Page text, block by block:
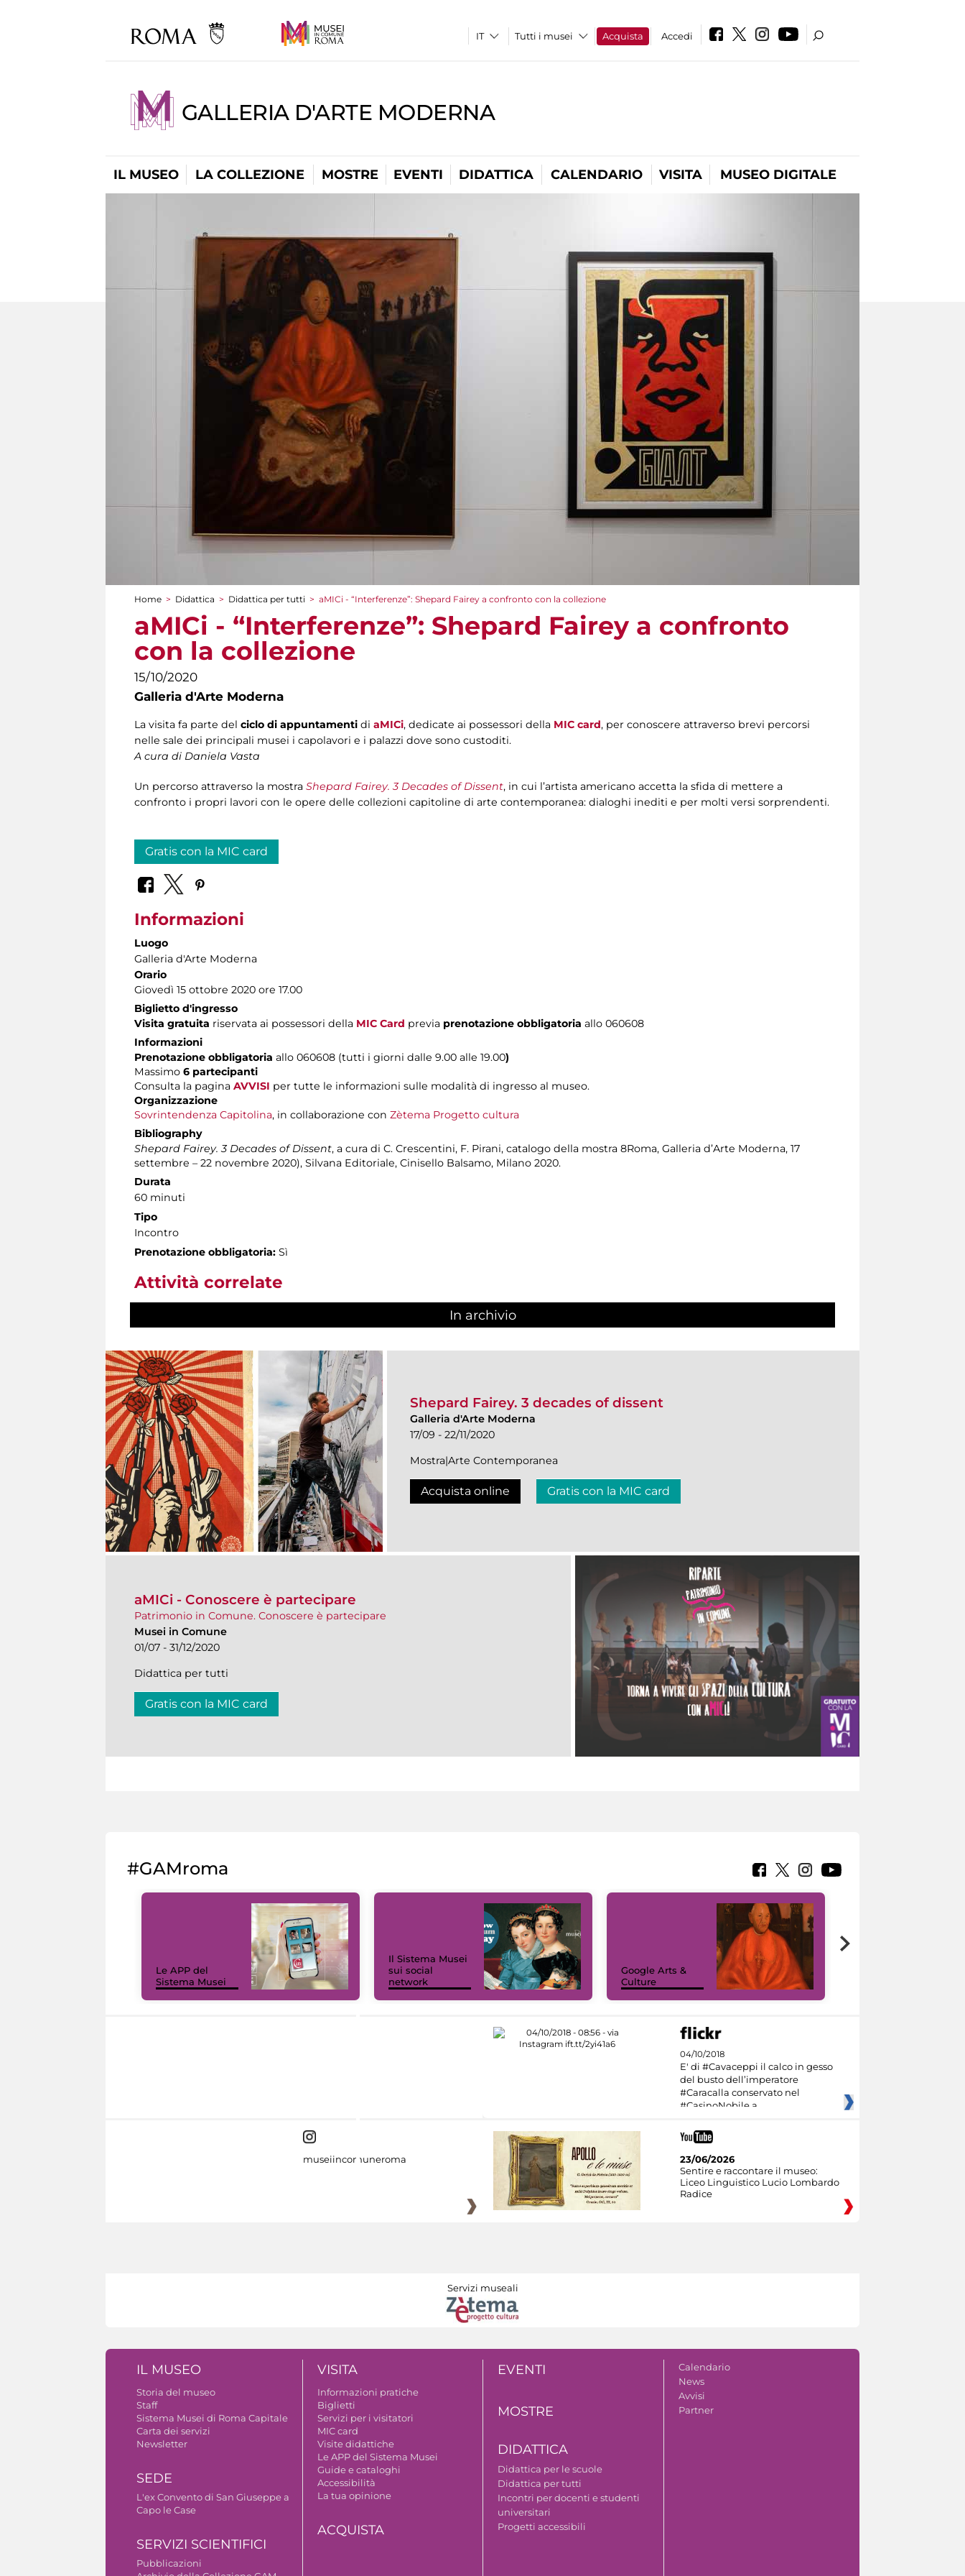
Tutti i musei Acquista Accedi
GALLERIA D'ARTE MODERNA
IL MUSEO LA COLLEZIONE MOSTRE EVENTI DIDATTICA CALENDARIO VISITA MUSEO DIGITALE
Tu sei qui
Home > Didattica > Didattica per tutti > aMICi - “Interferenze”: Shepard Fairey a confronto con la collezione
aMICi - “Interferenze”: Shepard Fairey a confronto
con la collezione
15/10/2020
Galleria d'Arte Moderna
La visita fa parte del ciclo di appuntamenti di aMICi, dedicate ai possessori della MIC card, per conoscere attraverso brevi percorsi
nelle sale dei principali musei i capolavori e i palazzi dove sono custoditi.
A cura di Daniela Vasta
Un percorso attraverso la mostra Shepard Fairey. 3 Decades of Dissent, in cui l’artista americano accetta la sfida di mettere a
confronto i propri lavori con le opere delle collezioni capitoline di arte contemporanea: dialoghi inediti e per molti versi sorprendenti.
Gratis con la MIC card
Informazioni
Luogo
Galleria d'Arte Moderna
Orario
Giovedì 15 ottobre 2020 ore 17.00
Biglietto d'ingresso
Visita gratuita riservata ai possessori della MIC Card previa prenotazione obbligatoria allo 060608
Informazioni
Prenotazione obbligatoria allo 060608 (tutti i giorni dalle 9.00 alle 19.00)
Massimo 6 partecipanti
Consulta la pagina AVVISI per tutte le informazioni sulle modalità di ingresso al museo.
Organizzazione
Sovrintendenza Capitolina, in collaborazione con Zètema Progetto cultura
Bibliography
Shepard Fairey. 3 Decades of Dissent, a cura di C. Crescentini, F. Pirani, catalogo della mostra 8Roma, Galleria d’Arte Moderna, 17
settembre – 22 novembre 2020), Silvana Editoriale, Cinisello Balsamo, Milano 2020.
Durata
60 minuti
Tipo
Incontro
Prenotazione obbligatoria: Sì
Attività correlate
In archivio
Shepard Fairey. 3 decades of dissent
Galleria d'Arte Moderna
17/09 - 22/11/2020
Mostra|Arte Contemporanea
Acquista online Gratis con la MIC card
aMICi - Conoscere è partecipare
Patrimonio in Comune. Conoscere è partecipare
Musei in Comune
01/07 - 31/12/2020
Didattica per tutti
Gratis con la MIC card
#GAMroma
Le APP del
Sistema Musei
Il Sistema Musei
sui social
network
Google Arts &
Culture
04/10/2018
E' di #Cavaceppi il calco in gesso
del busto dell’imperatore
#Caracalla conservato nel
#CasinoNobile a
museiincomuneroma
23/06/2026
Sentire e raccontare il museo:
Liceo Linguistico Lucio Lombardo
Radice
Servizi museali
IL MUSEO
Storia del museo
Staff
Sistema Musei di Roma Capitale
Carta dei servizi
Newsletter
SEDE
L'ex Convento di San Giuseppe a
Capo le Case
SERVIZI SCIENTIFICI
Pubblicazioni
VISITA
Informazioni pratiche
Biglietti
Servizi per i visitatori
MIC card
Visite didattiche
Le APP del Sistema Musei
Guide e cataloghi
Accessibilità
La tua opinione
ACQUISTA
EVENTI
MOSTRE
DIDATTICA
Didattica per le scuole
Didattica per tutti
Incontri per docenti e studenti
universitari
Progetti accessibili
Calendario
News
Avvisi
Partner